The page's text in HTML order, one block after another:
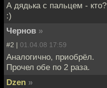
А дядька с пальцем - кто?
:)
Чернов »
#2 | 01.04.08 17:59
Аналогично, приобрёл.
Прочел обе по 2 раза.
Dzen »